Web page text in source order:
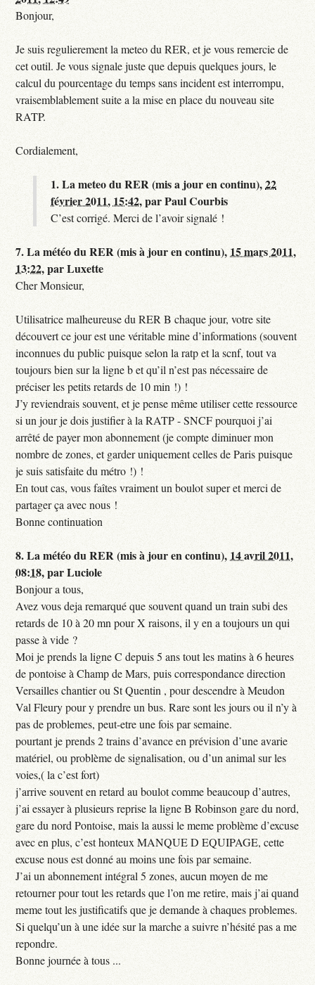
Bonjour,
Je suis regulierement la meteo du RER, et je vous remercie de
cet outil. Je vous signale juste que depuis quelques jours, le
calcul du pourcentage du temps sans incident est interrompu,
vraisemblablement suite a la mise en place du nouveau site
RATP.
Cordialement,
1.La meteo du RER (mis a jour en continu),22
février 2011, 15:42,parPaul Courbis
C’est corrigé. Merci de l’avoir signalé !
7.La météo du RER (mis à jour en continu), 15 mars 2011,
13:22,parLuxette
Cher Monsieur,
Utilisatrice malheureuse du RER B chaque jour, votre site
découvert ce jour est une véritable mine d’informations (souvent
inconnues du public puisque selon la ratp et la scnf, tout va
toujours bien sur la ligne b et qu’il n’est pas nécessaire de
préciser les petits retards de 10 min !) !
J’y reviendrais souvent, et je pense même utiliser cette ressource
si un jour je dois justifier à la RATP - SNCF pourquoi j’ai
arrêté de payer mon abonnement (je compte diminuer mon
nombre de zones, et garder uniquement celles de Paris puisque
je suis satisfaite du métro !) !
En tout cas, vous faîtes vraiment un boulot super et merci de
partager ça avec nous !
Bonne continuation
8.La météo du RER (mis à jour en continu), 14 avril 2011,
08:18,parLuciole
Bonjour a tous,
Avez vous deja remarqué que souvent quand un train subi des
retards de 10 à 20 mn pour X raisons, il y en a toujours un qui
passe à vide ?
Moi je prends la ligne C depuis 5 ans tout les matins à 6 heures
de pontoise à Champ de Mars, puis correspondance direction
Versailles chantier ou St Quentin , pour descendre à Meudon
Val Fleury pour y prendre un bus. Rare sont les jours ou il n’y à
pas de problemes, peut-etre une fois par semaine.
pourtant je prends 2 trains d’avance en prévision d’une avarie
matériel, ou problème de signalisation, ou d’un animal sur les
voies,( la c’est fort)
j’arrive souvent en retard au boulot comme beaucoup d’autres,
j’ai essayer à plusieurs reprise la ligne B Robinson gare du nord,
gare du nord Pontoise, mais la aussi le meme problème d’excuse
avec en plus, c’est honteux MANQUE D EQUIPAGE, cette
excuse nous est donné au moins une fois par semaine.
J’ai un abonnement intégral 5 zones, aucun moyen de me
retourner pour tout les retards que l’on me retire, mais j’ai quand
meme tout les justificatifs que je demande à chaques problemes.
Si quelqu’un à une idée sur la marche a suivre n’hésité pas a me
repondre.
Bonne journée à tous ...